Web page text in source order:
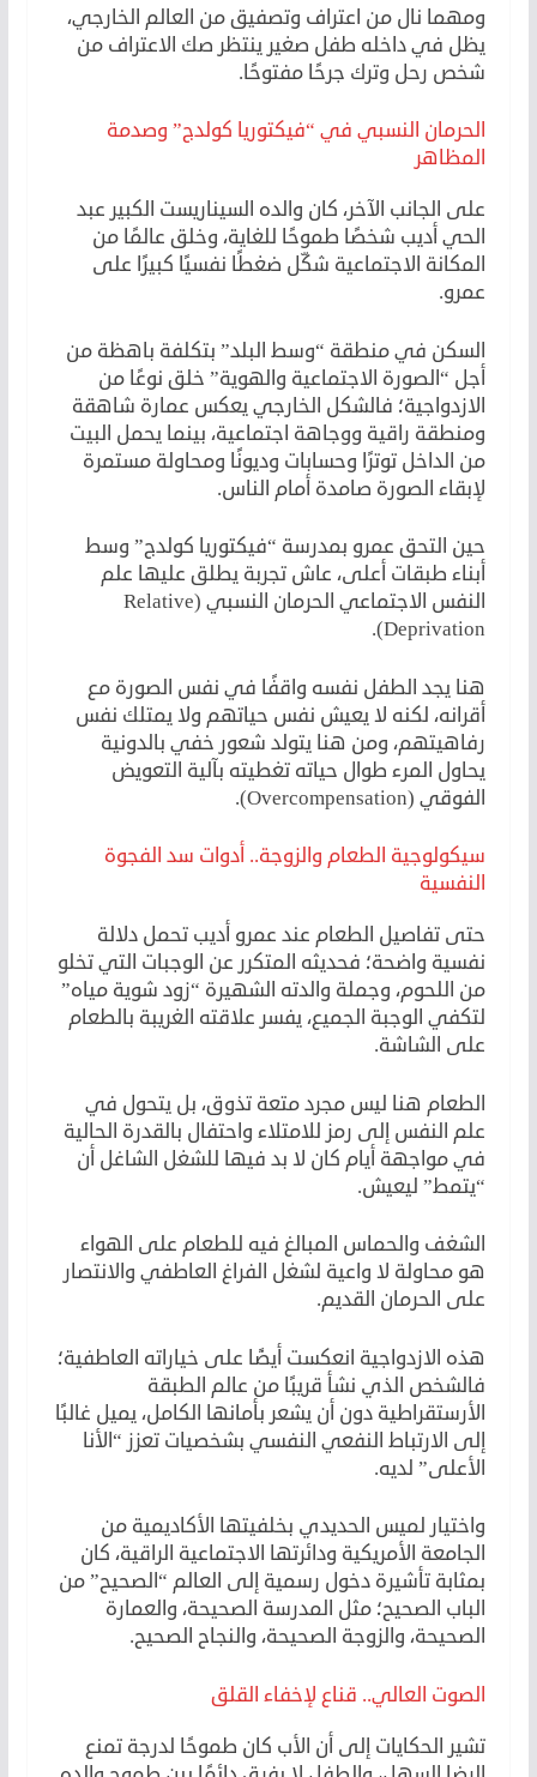
ومهما نال من اعتراف وتصفيق من العالم الخارجي،
يظل في داخله طفل صغير ينتظر صك الاعتراف من
شخص رحل وترك جرحًا مفتوحًا.
الحرمان النسبي في “فيكتوريا كولدج” وصدمة
المظاهر
على الجانب الآخر، كان والده السيناريست الكبير عبد
الحي أديب شخصًا طموحًا للغاية، وخلق عالمًا من
المكانة الاجتماعية شكّل ضغطًا نفسيًا كبيرًا على
عمرو.
السكن في منطقة “وسط البلد” بتكلفة باهظة من
أجل “الصورة الاجتماعية والهوية” خلق نوعًا من
الازدواجية؛ فالشكل الخارجي يعكس عمارة شاهقة
ومنطقة راقية ووجاهة اجتماعية، بينما يحمل البيت
من الداخل توترًا وحسابات وديونًا ومحاولة مستمرة
لإبقاء الصورة صامدة أمام الناس.
حين التحق عمرو بمدرسة “فيكتوريا كولدج” وسط
أبناء طبقات أعلى، عاش تجربة يطلق عليها علم
النفس الاجتماعي الحرمان النسبي (Relative
Deprivation).
هنا يجد الطفل نفسه واقفًا في نفس الصورة مع
أقرانه، لكنه لا يعيش نفس حياتهم ولا يمتلك نفس
رفاهيتهم، ومن هنا يتولد شعور خفي بالدونية
يحاول المرء طوال حياته تغطيته بآلية التعويض
الفوقي (Overcompensation).
سيكولوجية الطعام والزوجة.. أدوات سد الفجوة
النفسية
حتى تفاصيل الطعام عند عمرو أديب تحمل دلالة
نفسية واضحة؛ فحديثه المتكرر عن الوجبات التي تخلو
من اللحوم، وجملة والدته الشهيرة “زود شوية مياه”
لتكفي الوجبة الجميع، يفسر علاقته الغريبة بالطعام
على الشاشة.
الطعام هنا ليس مجرد متعة تذوق، بل يتحول في
علم النفس إلى رمز للامتلاء واحتفال بالقدرة الحالية
في مواجهة أيام كان لا بد فيها للشغل الشاغل أن
“يتمط” ليعيش.
الشغف والحماس المبالغ فيه للطعام على الهواء
هو محاولة لا واعية لشغل الفراغ العاطفي والانتصار
على الحرمان القديم.
هذه الازدواجية انعكست أيضًا على خياراته العاطفية؛
فالشخص الذي نشأ قريبًا من عالم الطبقة
الأرستقراطية دون أن يشعر بأمانها الكامل، يميل غالبًا
إلى الارتباط النفعي النفسي بشخصيات تعزز “الأنا
الأعلى” لديه.
واختيار لميس الحديدي بخلفيتها الأكاديمية من
الجامعة الأمريكية ودائرتها الاجتماعية الراقية، كان
بمثابة تأشيرة دخول رسمية إلى العالم “الصحيح” من
الباب الصحيح؛ مثل المدرسة الصحيحة، والعمارة
الصحيحة، والزوجة الصحيحة، والنجاح الصحيح.
الصوت العالي.. قناع لإخفاء القلق
تشير الحكايات إلى أن الأب كان طموحًا لدرجة تمنع